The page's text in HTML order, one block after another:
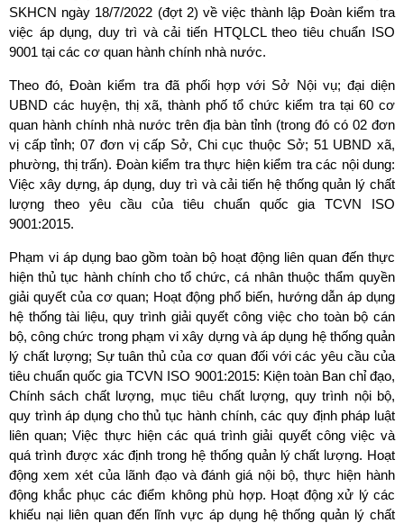
SKHCN ngày 18/7/2022 (đợt 2) về việc thành lập Đoàn kiểm tra
việc áp dụng, duy trì và cải tiến HTQLCL theo tiêu chuẩn ISO
9001 tại các cơ quan hành chính nhà nước.
Theo đó, Đoàn kiểm tra đã phối hợp với Sở Nội vụ; đại diện
UBND các huyện, thị xã, thành phố tổ chức kiểm tra tại 60 cơ
quan hành chính nhà nước trên địa bàn tỉnh (trong đó có 02 đơn
vị cấp tỉnh; 07 đơn vị cấp Sở, Chi cục thuộc Sở; 51 UBND xã,
phường, thị trấn). Đoàn kiểm tra thực hiện kiểm tra các nội dung:
Việc xây dựng, áp dụng, duy trì và cải tiến hệ thống quản lý chất
lượng theo yêu cầu của tiêu chuẩn quốc gia TCVN ISO
9001:2015.
Phạm vi áp dụng bao gồm toàn bộ hoạt động liên quan đến thực
hiện thủ tục hành chính cho tổ chức, cá nhân thuộc thẩm quyền
giải quyết của cơ quan; Hoạt động phổ biến, hướng dẫn áp dụng
hệ thống tài liệu, quy trình giải quyết công việc cho toàn bộ cán
bộ, công chức trong phạm vi xây dựng và áp dụng hệ thống quản
lý chất lượng; Sự tuân thủ của cơ quan đối với các yêu cầu của
tiêu chuẩn quốc gia TCVN ISO 9001:2015: Kiện toàn Ban chỉ đạo,
Chính sách chất lượng, mục tiêu chất lượng, quy trình nội bộ,
quy trình áp dụng cho thủ tục hành chính, các quy định pháp luật
liên quan; Việc thực hiện các quá trình giải quyết công việc và
quá trình được xác định trong hệ thống quản lý chất lượng. Hoạt
động xem xét của lãnh đạo và đánh giá nội bộ, thực hiện hành
động khắc phục các điểm không phù hợp. Hoạt động xử lý các
khiếu nại liên quan đến lĩnh vực áp dụng hệ thống quản lý chất